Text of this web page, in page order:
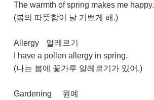
The warmth of spring makes me happy.
(봄의 따뜻함이 날 기쁘게 해.)
Allergy
알레르기
I have a pollen allergy in spring.
(나는 봄에 꽃가루 알레르기가 있어.)
Gardening
원예